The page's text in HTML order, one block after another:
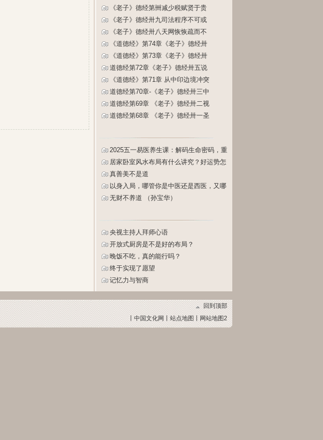
《老子》德经第卌减少税赋贤于贵
《老子》德经卅九司法程序不可或
《老子》德经卅八天网恢恢疏而不
《道德经》第74章《老子》德经卅
《道德经》第73章《老子》德经卅
道德经第72章《老子》德经卅五说
《道德经》第71章 从中印边境冲突
道德经第70章-《老子》德经卅三中
道德经第69章 《老子》德经卅二视
道德经第68章 《老子》德经卅一圣
2025五一易医养生课：解码生命密码，重
塑健康人生
居家卧室风水布局有什么讲究？好运势怎
么布置？床怎么摆放？
真善美不是道
以身入局，哪管你是中医还是西医，又哪
管你是主动还是被动（孙宝华）
无财不养道 （孙宝华）
央视主持人拜师心语
开放式厨房是不是好的布局？
晚饭不吃，真的能行吗？
终于实现了愿望
记忆力与智商
回到顶部
丨中国文化网 丨站点地图丨网站地图2